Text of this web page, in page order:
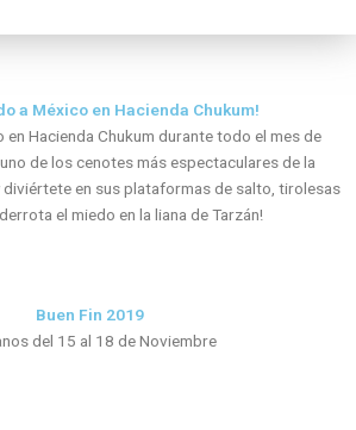
a México en Hacienda Chukum!
en Hacienda Chukum durante todo el mes de
de los cenotes más espectaculares de la
diviértete en sus plataformas de salto, tirolesas
el miedo en la liana de Tarzán!
Buen Fin 2019
del 15 al 18 de Noviembre